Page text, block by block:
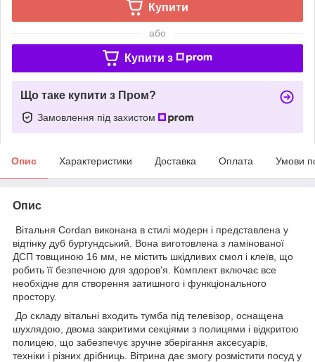
Купити
або
Купити з
Що таке купити з Пром?
Замовлення під захистом
Опис Характеристики Доставка Оплата Умови
Опис
Вітальня Cordan виконана в стилі модерн і представлена у
відтінку дуб бургундський. Вона виготовлена з ламінованої
ДСП товщиною 16 мм, не містить шкідливих смол і клеїв, що
робить її безпечною для здоров'я. Комплект включає все
необхідне для створення затишного і функціонального
простору.
До складу вітальні входить тумба під телевізор, оснащена
шухлядою, двома закритими секціями з полицями і відкритою
полицею, що забезпечує зручне зберігання аксесуарів,
техніки і різних дрібниць. Вітрина дає змогу розмістити посуд у